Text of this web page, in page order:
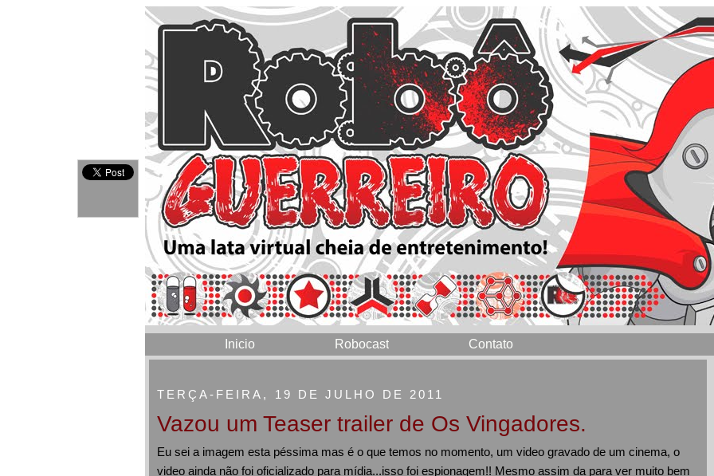
Inicio Robocast Contato
TERÇA-FEIRA, 19 DE JULHO DE 2011
Vazou um Teaser trailer de Os Vingadores.
Eu sei a imagem esta péssima mas é o que temos no momento, um video gravado de um cinema, o
video ainda não foi oficializado para mídia...isso foi espionagem!! Mesmo assim da para ver muito bem